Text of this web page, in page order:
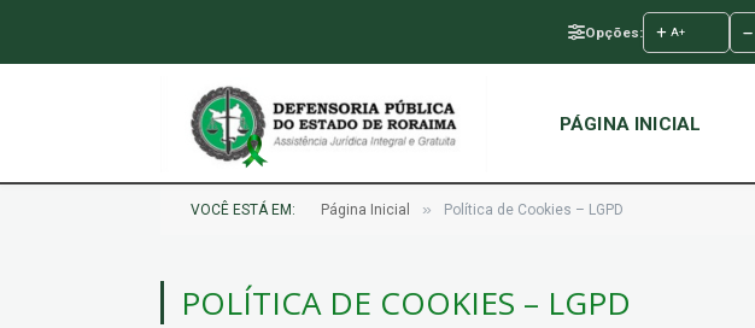
Opções: A+
PÁGINA INICIAL
VOCÊ ESTÁ EM: Página Inicial » Política de Cookies – LGPD
POLÍTICA DE COOKIES – LGPD